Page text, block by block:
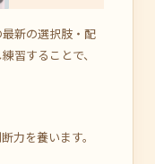
新の選択肢・配
習することで、
力を養います。